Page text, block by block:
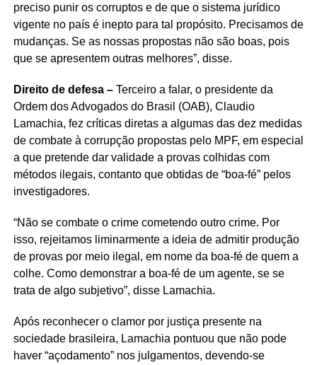
preciso punir os corruptos e de que o sistema jurídico
vigente no país é inepto para tal propósito. Precisamos de
mudanças. Se as nossas propostas não são boas, pois
que se apresentem outras melhores”, disse.
Direito de defesa –Terceiro a falar, o presidente da
Ordem dos Advogados do Brasil (OAB), Claudio
Lamachia, fez críticas diretas a algumas das dez medidas
de combate à corrupção propostas pelo MPF, em especial
a que pretende dar validade a provas colhidas com
métodos ilegais, contanto que obtidas de “boa-fé” pelos
investigadores.
“Não se combate o crime cometendo outro crime. Por
isso, rejeitamos liminarmente a ideia de admitir produção
de provas por meio ilegal, em nome da boa-fé de quem a
colhe. Como demonstrar a boa-fé de um agente, se se
trata de algo subjetivo”, disse Lamachia.
Após reconhecer o clamor por justiça presente na
sociedade brasileira, Lamachia pontuou que não pode
haver “açodamento” nos julgamentos, devendo-se